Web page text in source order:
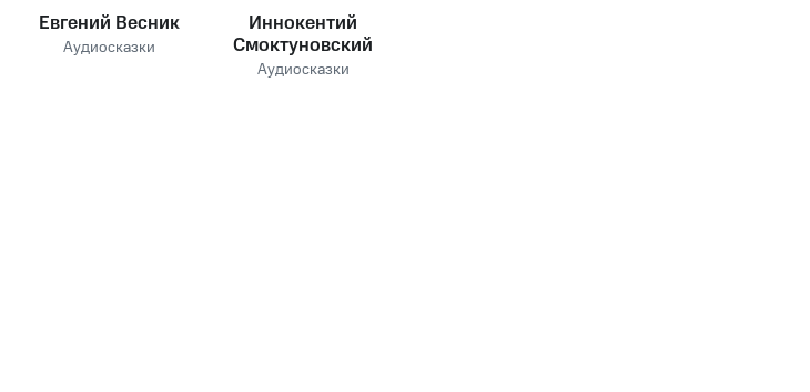
Евгений Весник
Аудиосказки
Иннокентий
Смоктуновский
Аудиосказки